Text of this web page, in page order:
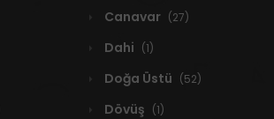
Canavar (27)
Dahi (1)
Doğa Üstü (52)
Dövüş (1)